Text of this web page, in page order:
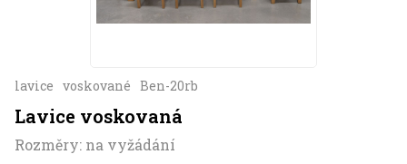
lavice voskované Ben-20rb
Lavice voskovaná
Rozměry: na vyžádání